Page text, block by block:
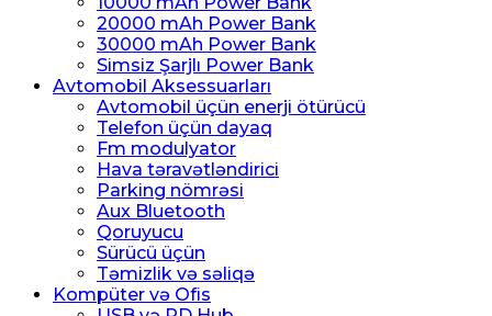
20000 mAh Power Bank
30000 mAh Power Bank
Simsiz Şarjlı Power Bank
Avtomobil Aksessuarları
Avtomobil üçün enerji ötürücü
Telefon üçün dayaq
Fm modulyator
Hava təravətləndirici
Parking nömrəsi
Aux Bluetooth
Qoruyucu
Sürücü üçün
Təmizlik və səliqə
Kompüter və Ofis